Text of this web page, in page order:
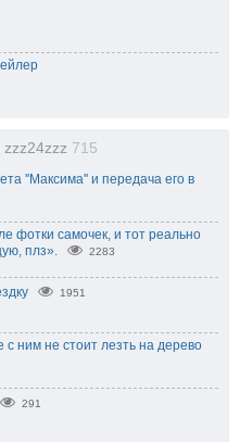
zzz24zzz 715
''Максима'' и передача его в
фотки самочек, и тот реально
плз».
2283
1951
с ним не стоит лезть на дерево
291